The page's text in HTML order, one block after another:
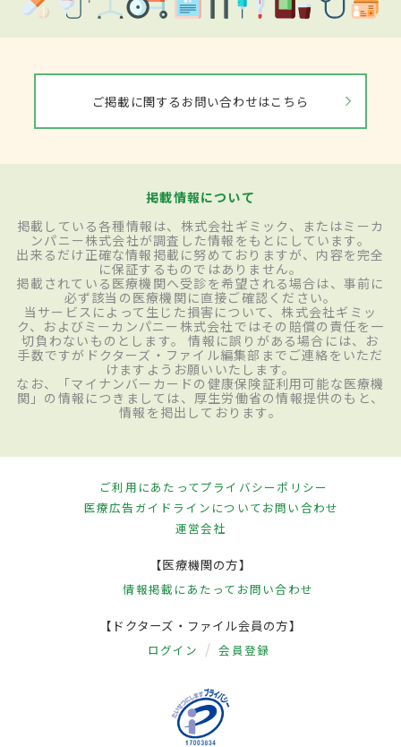
ご掲載に関するお問い合わせはこちら
掲載情報について
掲載している各種情報は、株式会社ギミック、またはミーカ
ンパニー株式会社が調査した情報をもとにしています。
出来るだけ正確な情報掲載に努めておりますが、内容を完全
に保証するものではありません。
掲載されている医療機関へ受診を希望される場合は、事前に
必ず該当の医療機関に直接ご確認ください。
当サービスによって生じた損害について、株式会社ギミッ
ク、およびミーカンパニー株式会社ではその賠償の責任を一
切負わないものとします。 情報に誤りがある場合には、お
手数ですがドクターズ・ファイル編集部までご連絡をいただ
けますようお願いいたします。
なお、「マイナンバーカードの健康保険証利用可能な医療機
関」の情報につきましては、厚生労働省の情報提供のもと、
情報を掲出しております。
ご利用にあたってプライバシーポリシー
医療広告ガイドラインについてお問い合わせ
運営会社
【医療機関の方】
情報掲載にあたって お問い合わせ
【ドクターズ・ファイル会員の方】
ログイン 会員登録